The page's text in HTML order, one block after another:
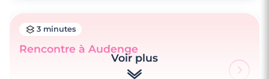
3 minutes
Rencontre à Audenge
Voir plus